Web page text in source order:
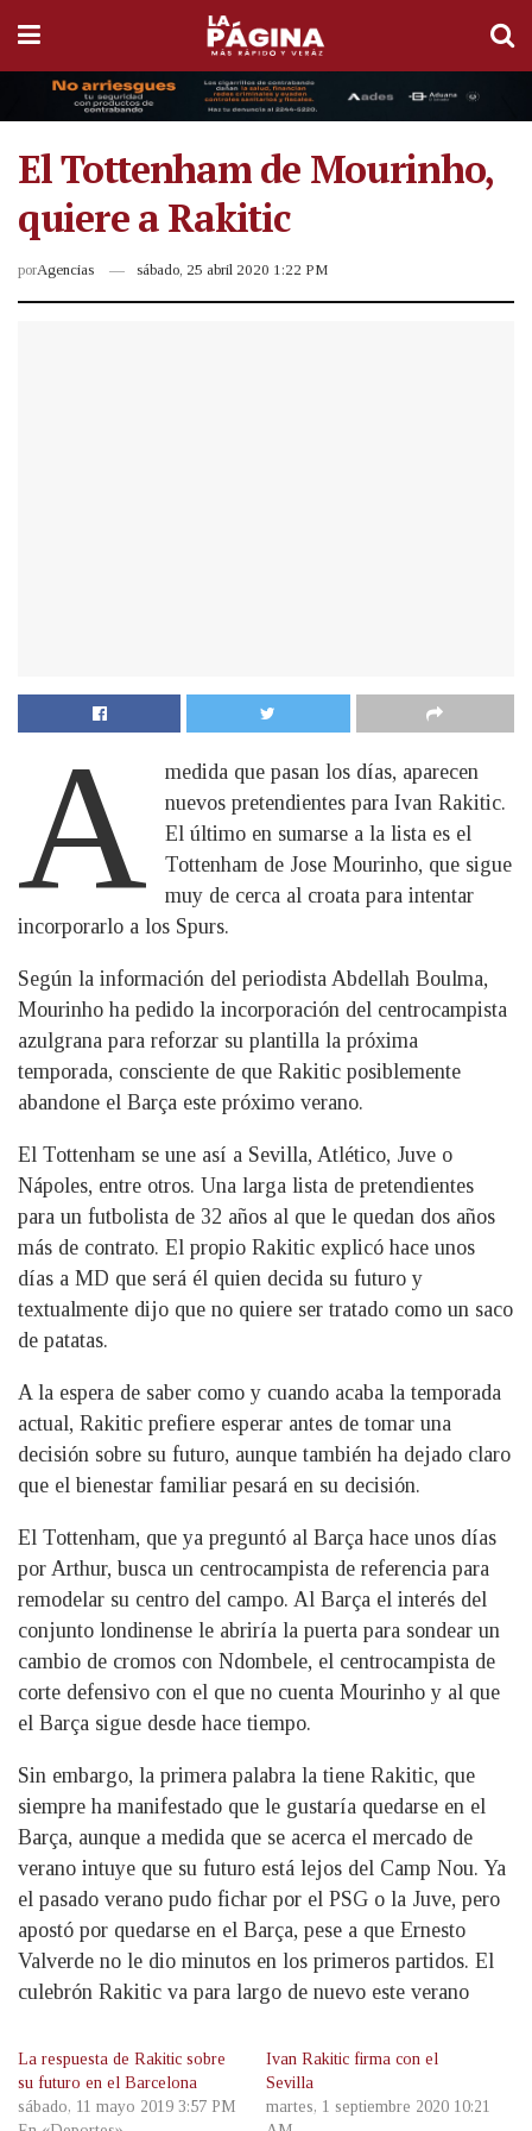
El Tottenham de Mourinho,
quiere a Rakitic
porAgencias sábado, 25 abril 2020 1:22 PM
A
medida que pasan los días, aparecen
nuevos pretendientes para Ivan Rakitic.
El último en sumarse a la lista es el
Tottenham de Jose Mourinho, que sigue
muy de cerca al croata para intentar
incorporarlo a los Spurs.
Según la información del periodista Abdellah Boulma,
Mourinho ha pedido la incorporación del centrocampista
azulgrana para reforzar su plantilla la próxima
temporada, consciente de que Rakitic posiblemente
abandone el Barça este próximo verano.
El Tottenham se une así a Sevilla, Atlético, Juve o
Nápoles, entre otros. Una larga lista de pretendientes
para un futbolista de 32 años al que le quedan dos años
más de contrato. El propio Rakitic explicó hace unos
días a MD que será él quien decida su futuro y
textualmente dijo que no quiere ser tratado como un saco
de patatas.
A la espera de saber como y cuando acaba la temporada
actual, Rakitic prefiere esperar antes de tomar una
decisión sobre su futuro, aunque también ha dejado claro
que el bienestar familiar pesará en su decisión.
El Tottenham, que ya preguntó al Barça hace unos días
por Arthur, busca un centrocampista de referencia para
remodelar su centro del campo. Al Barça el interés del
conjunto londinense le abriría la puerta para sondear un
cambio de cromos con Ndombele, el centrocampista de
corte defensivo con el que no cuenta Mourinho y al que
el Barça sigue desde hace tiempo.
Sin embargo, la primera palabra la tiene Rakitic, que
siempre ha manifestado que le gustaría quedarse en el
Barça, aunque a medida que se acerca el mercado de
verano intuye que su futuro está lejos del Camp Nou. Ya
el pasado verano pudo fichar por el PSG o la Juve, pero
apostó por quedarse en el Barça, pese a que Ernesto
Valverde no le dio minutos en los primeros partidos. El
culebrón Rakitic va para largo de nuevo este verano
La respuesta de Rakitic sobre
su futuro en el Barcelona
sábado, 11 mayo 2019 3:57 PM
Ivan Rakitic firma con el
Sevilla
martes, 1 septiembre 2020 10:21